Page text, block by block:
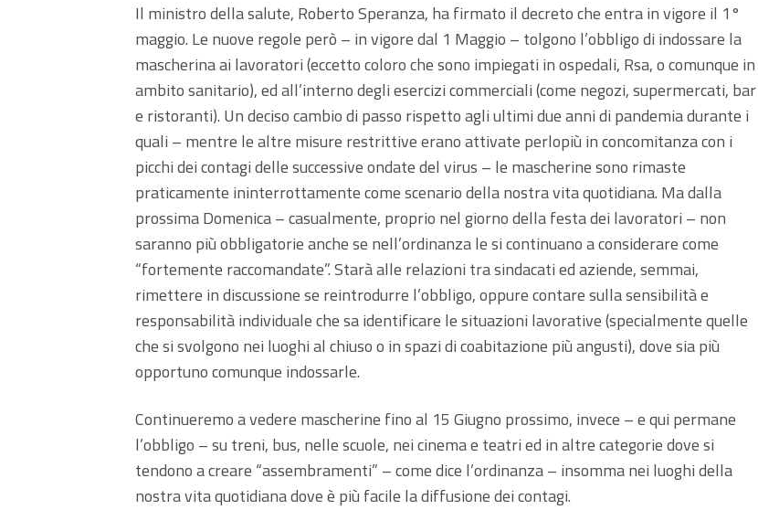
Il ministro della salute, Roberto Speranza, ha firmato il decreto che entra in vigore il 1°
maggio. Le nuove regole però – in vigore dal 1 Maggio – tolgono l’obbligo di indossare la
mascherina ai lavoratori (eccetto coloro che sono impiegati in ospedali, Rsa, o comunque in
ambito sanitario), ed all’interno degli esercizi commerciali (come negozi, supermercati, bar
e ristoranti). Un deciso cambio di passo rispetto agli ultimi due anni di pandemia durante i
quali – mentre le altre misure restrittive erano attivate perlopiù in concomitanza con i
picchi dei contagi delle successive ondate del virus – le mascherine sono rimaste
praticamente ininterrottamente come scenario della nostra vita quotidiana. Ma dalla
prossima Domenica – casualmente, proprio nel giorno della festa dei lavoratori – non
saranno più obbligatorie anche se nell’ordinanza le si continuano a considerare come
“fortemente raccomandate”. Starà alle relazioni tra sindacati ed aziende, semmai,
rimettere in discussione se reintrodurre l’obbligo, oppure contare sulla sensibilità e
responsabilità individuale che sa identificare le situazioni lavorative (specialmente quelle
che si svolgono nei luoghi al chiuso o in spazi di coabitazione più angusti), dove sia più
opportuno comunque indossarle.
Continueremo a vedere mascherine fino al 15 Giugno prossimo, invece – e qui permane
l’obbligo – su treni, bus, nelle scuole, nei cinema e teatri ed in altre categorie dove si
tendono a creare “assembramenti” – come dice l’ordinanza – insomma nei luoghi della
nostra vita quotidiana dove è più facile la diffusione dei contagi.